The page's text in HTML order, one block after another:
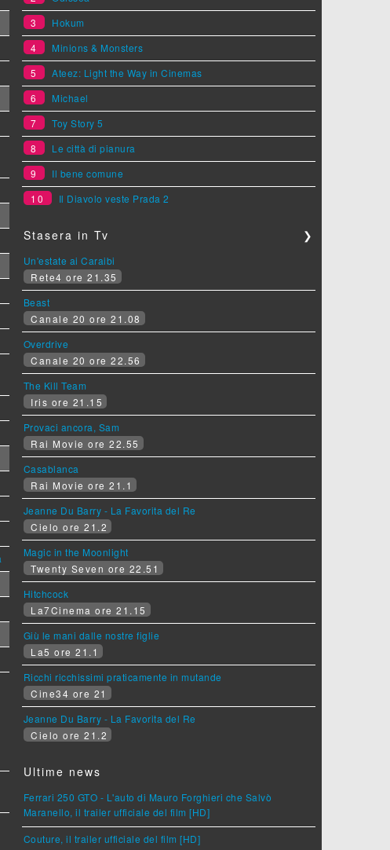
3
Hokum
4
Minions & Monsters
5
Ateez: Light the Way in Cinemas
6
Michael
7
Toy Story 5
8
Le città di pianura
9
Il bene comune
10
Il Diavolo veste Prada 2
Stasera in Tv ❯
Un'estate ai Caraibi
Rete4 ore 21.35
Beast
Canale 20 ore 21.08
Overdrive
Canale 20 ore 22.56
The Kill Team
Iris ore 21.15
Provaci ancora, Sam
Rai Movie ore 22.55
Casablanca
Rai Movie ore 21.1
Jeanne Du Barry - La Favorita del Re
Cielo ore 21.2
Magic in the Moonlight
Twenty Seven ore 22.51
Hitchcock
La7Cinema ore 21.15
Giù le mani dalle nostre figlie
La5 ore 21.1
Ricchi ricchissimi praticamente in mutande
Cine34 ore 21
Jeanne Du Barry - La Favorita del Re
Cielo ore 21.2
Ultime news
Ferrari 250 GTO - L'auto di Mauro Forghieri che Salvò
Maranello, il trailer ufficiale del film [HD]
Couture, il trailer ufficiale del film [HD]